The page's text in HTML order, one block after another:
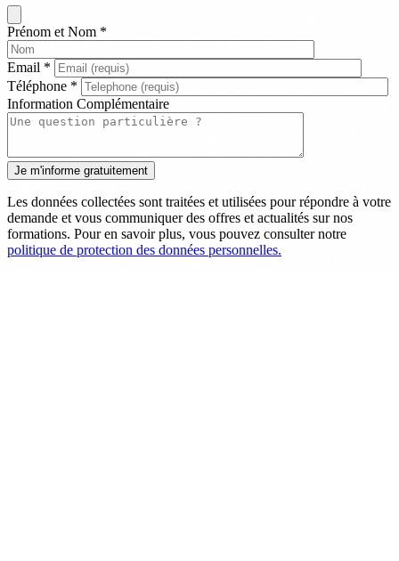
Prénom et Nom *
Email *
Téléphone *
Information Complémentaire
Les données collectées sont traitées et utilisées pour répondre à votre
demande et vous communiquer des offres et actualités sur nos
formations. Pour en savoir plus, vous pouvez consulter notre
politique de protection des données personnelles.